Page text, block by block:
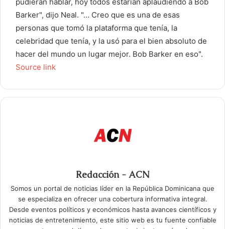
Barker", dijo Neal. "… Creo que es una de esas
personas que tomó la plataforma que tenía, la
celebridad que tenía, y la usó para el bien absoluto de
hacer del mundo un lugar mejor. Bob Barker en eso".
Source link
Redacción - ACN
Somos un portal de noticias líder en la República Dominicana que
se especializa en ofrecer una cobertura informativa integral.
Desde eventos políticos y económicos hasta avances científicos y
noticias de entretenimiento, este sitio web es tu fuente confiable